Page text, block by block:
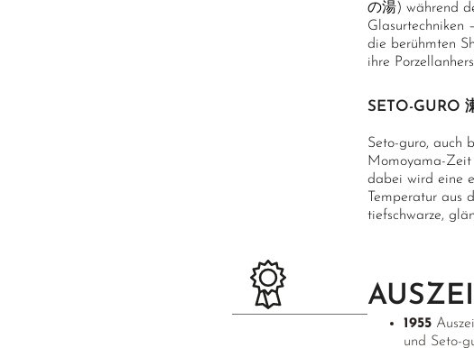
の湯) während
Glasurtechniken
die berühmten
ihre
SETO-GURO
Seto-guro, auch
Momoyama-Zeit
dabei wird eine
Temperatur aus
tiefschwarze,
1955
und Seto-